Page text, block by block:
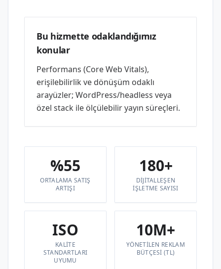
Bu hizmette odaklandığımız
konular
Performans (Core Web Vitals),
erişilebilirlik ve dönüşüm odaklı
arayüzler; WordPress/headless veya
özel stack ile ölçülebilir yayın süreçleri.
%55
ORTALAMA SATIŞ
ARTIŞI
180+
DIJITALLEŞEN
IŞLETME SAYISI
ISO
KALITE
STANDARTLARI
UYUMU
10M+
YÖNETILEN REKLAM
BÜTÇESI (TL)